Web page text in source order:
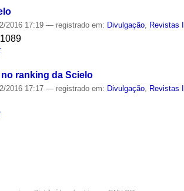
2016 17:19— registrado em: Divulgação Revistas
ranking da Scielo
2016 17:17— registrado em: Divulgação Revistas